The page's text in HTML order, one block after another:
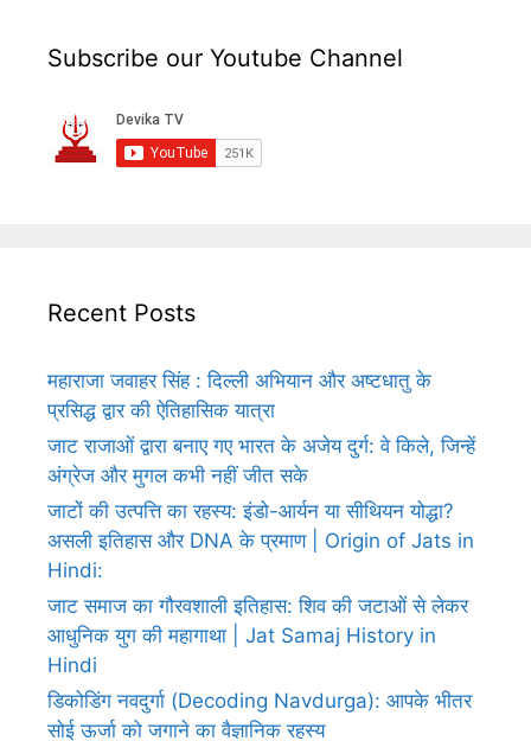
Subscribe our Youtube Channel
Recent Posts
महाराजा जवाहर सिंह : दिल्ली अभियान और अष्टधातु के
प्रसिद्ध द्वार की ऐतिहासिक यात्रा
जाट राजाओं द्वारा बनाए गए भारत के अजेय दुर्ग: वे किले, जिन्हें
अंग्रेज और मुगल कभी नहीं जीत सके
जाटों की उत्पत्ति का रहस्य: इंडो-आर्यन या सीथियन योद्धा?
असली इतिहास और DNA के प्रमाण | Origin of Jats in
Hindi:
जाट समाज का गौरवशाली इतिहास: शिव की जटाओं से लेकर
आधुनिक युग की महागाथा | Jat Samaj History in
Hindi
डिकोडिंग नवदुर्गा (Decoding Navdurga): आपके भीतर
सोई ऊर्जा को जगाने का वैज्ञानिक रहस्य